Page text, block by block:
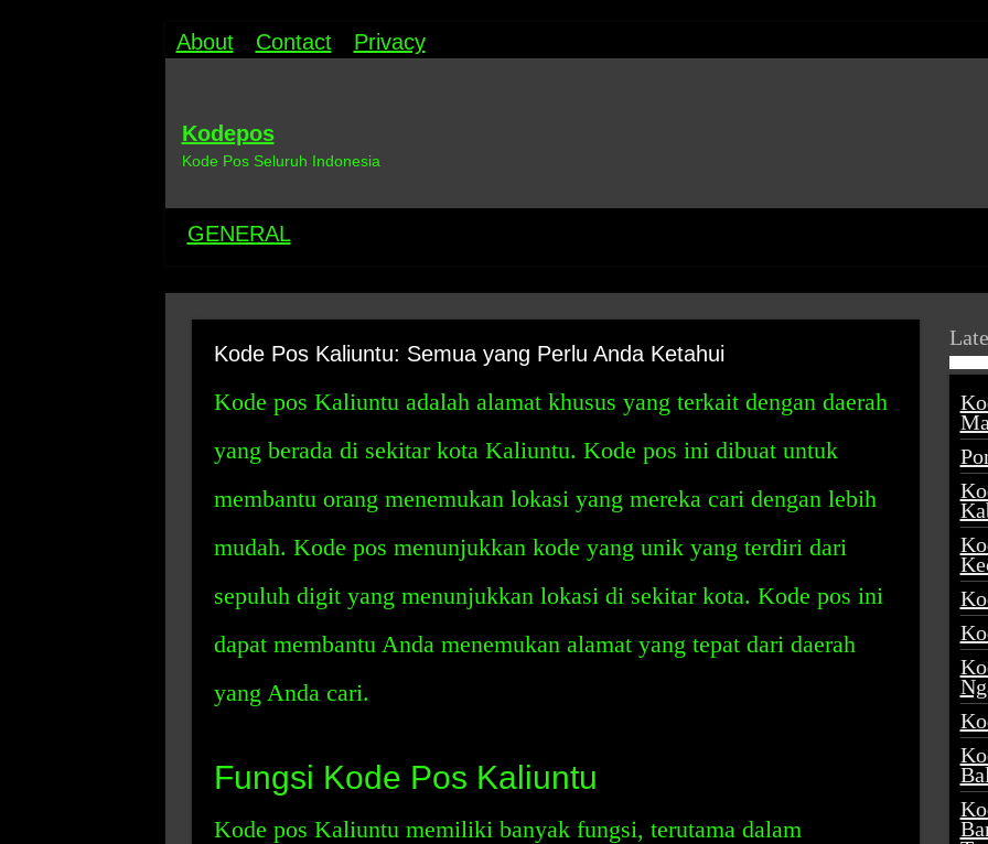
About Contact Privacy
Kodepos
Kode Pos Seluruh Indonesia
GENERAL
Kode Pos Kaliuntu: Semua yang Perlu Anda Ketahui
Kode pos Kaliuntu adalah alamat khusus yang terkait dengan daerah
yang berada di sekitar kota Kaliuntu. Kode pos ini dibuat untuk
membantu orang menemukan lokasi yang mereka cari dengan lebih
mudah. Kode pos menunjukkan kode yang unik yang terdiri dari
sepuluh digit yang menunjukkan lokasi di sekitar kota. Kode pos ini
dapat membantu Anda menemukan alamat yang tepat dari daerah
yang Anda cari.
Fungsi Kode Pos Kaliuntu
Kode pos Kaliuntu memiliki banyak fungsi, terutama dalam